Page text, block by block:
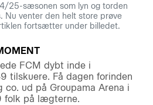
25-sæsonen som lyn og torden
Nu venter den helt store prøve
fortsætter under billedet.
FCM dybt inde i
tilskuere. Få dagen forinden
co. ud på Groupama Arena i
folk på lægterne.